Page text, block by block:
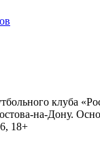
клуба
на-Дону.
18+